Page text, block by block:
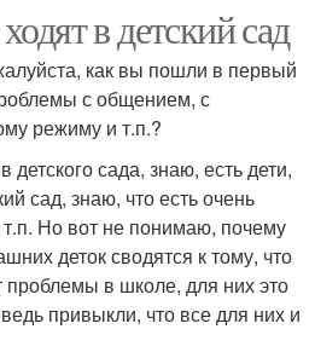
в детский сад
как вы пошли в первый
с общением, с
режиму и т.п.?
детского сада, знаю, есть дети,
сад, знаю, что есть очень
Но вот не понимаю, почему
деток сводятся к тому, что
проблемы в школе, для них это
привыкли, что все для них и